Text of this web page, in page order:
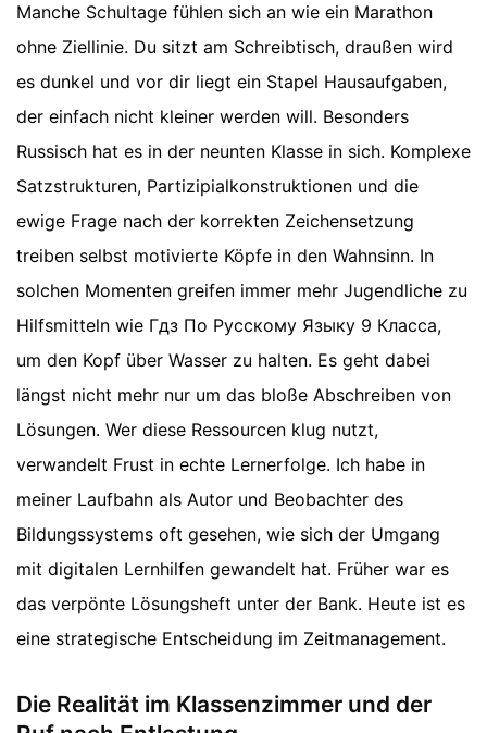
Manche Schultage fühlen sich an wie ein Marathon
ohne Ziellinie. Du sitzt am Schreibtisch, draußen wird
es dunkel und vor dir liegt ein Stapel Hausaufgaben,
der einfach nicht kleiner werden will. Besonders
Russisch hat es in der neunten Klasse in sich. Komplexe
Satzstrukturen, Partizipialkonstruktionen und die
ewige Frage nach der korrekten Zeichensetzung
treiben selbst motivierte Köpfe in den Wahnsinn. In
solchen Momenten greifen immer mehr Jugendliche zu
Hilfsmitteln wie Гдз По Русскому Языку 9 Класса,
um den Kopf über Wasser zu halten. Es geht dabei
längst nicht mehr nur um das bloße Abschreiben von
Lösungen. Wer diese Ressourcen klug nutzt,
verwandelt Frust in echte Lernerfolge. Ich habe in
meiner Laufbahn als Autor und Beobachter des
Bildungssystems oft gesehen, wie sich der Umgang
mit digitalen Lernhilfen gewandelt hat. Früher war es
das verpönte Lösungsheft unter der Bank. Heute ist es
eine strategische Entscheidung im Zeitmanagement.
Die Realität im Klassenzimmer und der